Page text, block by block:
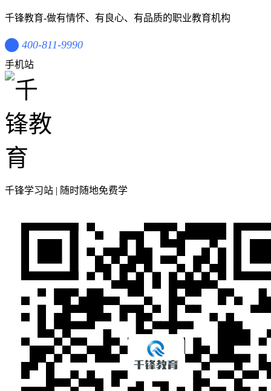
千锋教育-做有情怀、有良心、有品质的职业教育机构
400-811-9990
手机站
千锋学习站 | 随时随地免费学